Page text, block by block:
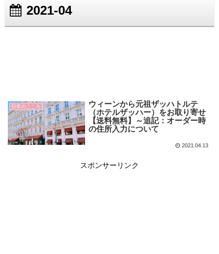
2021-04
日常のこころ
ウィーンから元祖ザッハトルテ
（ホテルザッハー）をお取り寄せ
【送料無料】～追記：オーダー時
の住所入力について
2021.04.13
スポンサーリンク